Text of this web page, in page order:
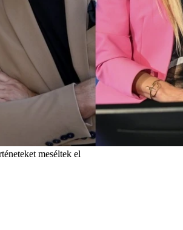
meséltek el